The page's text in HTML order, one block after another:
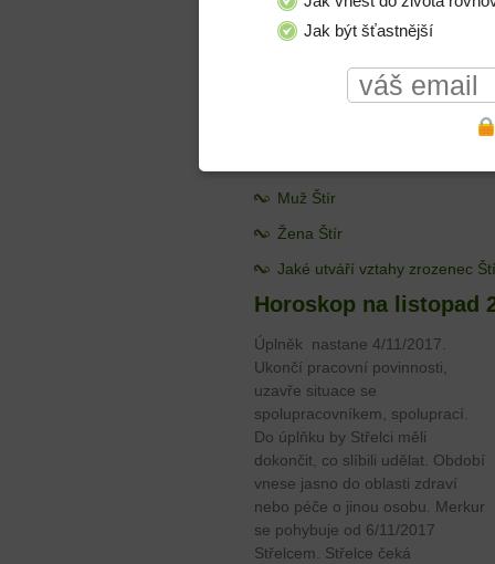
Jak být šťastnější
bydlení.
Černá Luna se přesune 9/11/
prostředkem nebo omezení
Problémy se sourozenci, a také
a podepíší v souvislosti s
Muž Štír
Žena Štír
Jaké utváří vztahy zrozenec
Horoskop na listopad
Úplněk nastane 4/11/2017.
Ukončí pracovní povinnosti,
uzavře situace se
spolupracovníkem, spoluprací.
Do úplňku by Střelci měli
dokončit, co slíbili udělat. Období
vnese jasno do oblasti zdraví
nebo péče o jinou osobu. Merkur
se pohybuje od 6/11/2017
Střelcem. Střelce čeká